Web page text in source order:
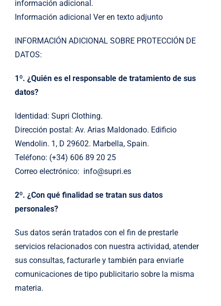
información adicional.
Información adicional Ver en texto adjunto
INFORMACIÓN ADICIONAL SOBRE PROTECCIÓN DE
DATOS:
1º. ¿Quién es el responsable de tratamiento de sus
datos?
Identidad: Supri Clothing.
Dirección postal: Av. Arias Maldonado. Edificio
Wendolin. 1, D 29602. Marbella, Spain.
Teléfono: (+34) 606 89 20 25
Correo electrónico: info@supri.es
2º. ¿Con qué finalidad se tratan sus datos
personales?
Sus datos serán tratados con el fin de prestarle
servicios relacionados con nuestra actividad, atender
sus consultas, facturarle y también para enviarle
comunicaciones de tipo publicitario sobre la misma
materia.